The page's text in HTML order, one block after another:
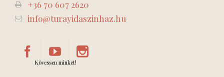
+36 70 607 2620
info@turayidaszinhaz.hu
Kövessen minket!